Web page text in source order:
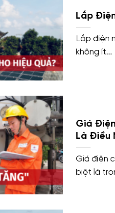
Lắp
Lắp điện
không ít...
Giá
Là Điều
Giá điện
biệt là